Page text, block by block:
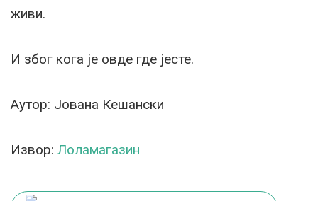
живи.
И због кога је овде где јесте.
Аутор: Јована Кешански
Извор: Лоламагазин